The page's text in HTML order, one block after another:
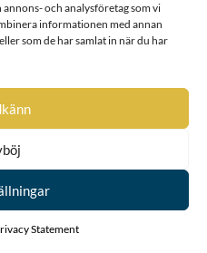
och analysföretag som vi
informationen med annan
som de har samlat in när du har
Statement